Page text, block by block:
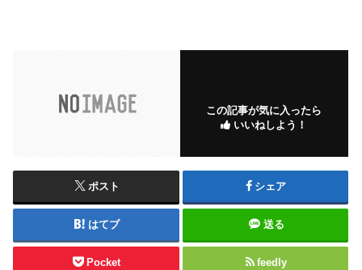
この記事が気に入ったら
いいねしよう！
ポスト シェア
はてブ 送る
Pocket feedly